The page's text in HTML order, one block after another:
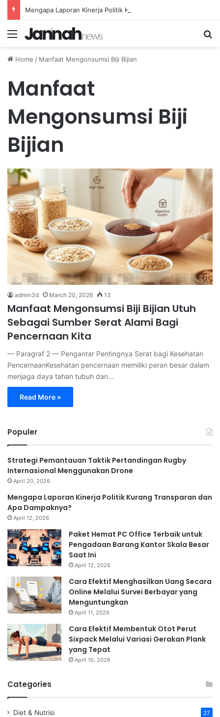
Menu
Home / Manfaat Mengonsumsi Biji Bijian
Manfaat
Mengonsumsi Biji
Bijian
admin3d March 20, 2026 13
Manfaat Mengonsumsi Biji Bijian Utuh
Sebagai Sumber Serat Alami Bagi
Pencernaan Kita
— Paragraf 2 — Pengantar Pentingnya Serat bagi Kesehatan
PencernaanKesehatan pencernaan memiliki peran besar dalam
menjaga daya tahan tubuh dan…
Read More »
Populer
Strategi Pemantauan Taktik Pertandingan Rugby
Internasional Menggunakan Drone
April 20, 2026
Mengapa Laporan Kinerja Politik Kurang Transparan dan
Apa Dampaknya?
April 12, 2026
Paket Hemat PC Office Terbaik untuk
Pengadaan Barang Kantor Skala Besar
Saat Ini
April 12, 2026
Cara Efektif Menghasilkan Uang Secara
Online Melalui Survei Berbayar yang
Menguntungkan
April 11, 2026
Cara Efektif Membentuk Otot Perut
Sixpack Melalui Variasi Gerakan Plank
yang Tepat
April 10, 2026
Categories
Diet & Nutrisi 27